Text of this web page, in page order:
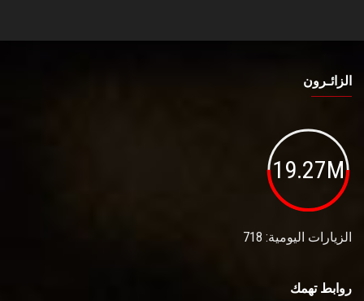
الزائـرون
19.27M
الزيارات اليومية: 718
روابط تهمك